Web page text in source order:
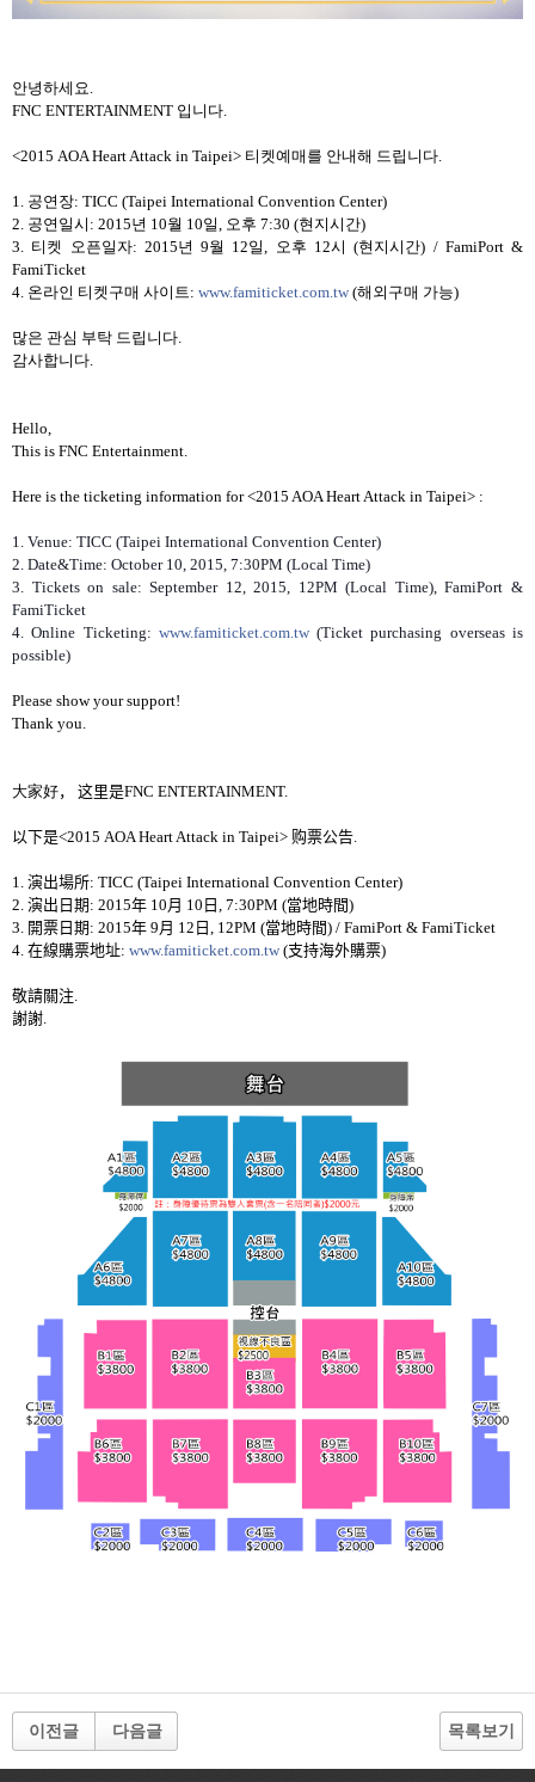
안녕하세요
FNC ENTERTAINMENT 입니다
<2015 AOA Heart Attack in Taipei> 티켓예매를 안내해 드립니다
1. 공연장: TICC (Taipei International Convention Center)
2. 공연일시 : 2015년 10월 10일 오후 7:30 (현지시간)
3. 티켓 오픈일자: 2015년 9월 12일 오후 12시 (현지시간) / FamiPort &
FamiTicket
4. 온라인 티켓구매 사이트 : www.famiticket.com.tw (해외구매 가능)
많은 관심 부탁 드립니다
감사합니다
Hello,
This is FNC Entertainment.
Here is the ticketing information for <2015 AOA Heart Attack in Taipei> :
1. Venue: TICC (Taipei International Convention Center)
2. Date&Time: October 10, 2015, 7:30PM (Local Time)
3. Tickets on sale: September 12, 2015, 12PM (Local Time), FamiPort &
FamiTicket
4. Online Ticketing: www.famiticket.com.tw (Ticket purchasing overseas is
possible)
Please show your support!
Thank you.
大家好， 这里是FNC ENTERTAINMENT.
以下是<2015 AOA Heart Attack in Taipei> 购票公告
1. 演出場所: TICC (Taipei International Convention Center)
2. 演出日期: 2015年 10 月 10 日 , 7:30PM (當地時間)
3. 開票日期: 2015年 9 月 12 日 , 12PM (當地時間) / FamiPort & FamiTicket
4. 在線購票地址: www.famiticket.com.tw (支持海外購票)
敬請關注
謝謝
이전글 다음글 목록보기